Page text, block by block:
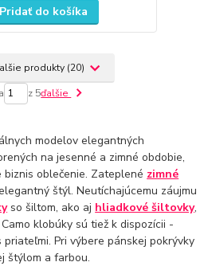
Pridať do košíka
produkty (20)
z 5ďalšie
modelov elegantných
na jesenné a zimné obdobie,
oblečenie. Zateplené zimné
štýl. Neutíchajúcemu záujmu
so šiltom, ako aj hliadkové šiltovky,
klobúky sú tiež k dispozícii -
Pri výbere pánskej pokrývky
štýlom a farbou.